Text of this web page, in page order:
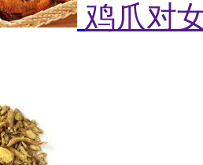
鸡爪对